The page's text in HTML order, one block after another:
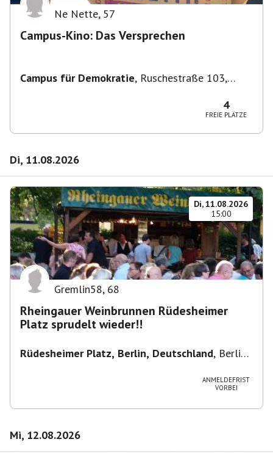
Ne Nette, 57
Campus-Kino: Das Versprechen
Campus für Demokratie, Ruschestraße 103,
4
FREIE PLÄTZE
Di, 11.08.2026
Di, 11.08.2026
15:00
Gremlin58, 68
Rheingauer Weinbrunnen Rüdesheimer
Platz sprudelt wieder!!
Rüdesheimer Platz, Berlin, Deutschland, Berlin-
ANMELDEFRIST
VORBEI
Mi, 12.08.2026